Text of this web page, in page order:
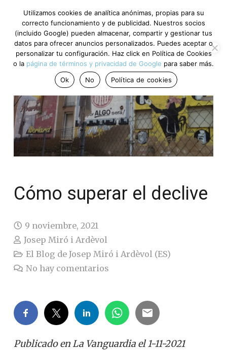
Cómo superar el declive
9 noviembre, 2021
Josep Miró i Ardèvol
El Blog de Josep Miró i Ardèvol (ES)
No hay comentarios
Publicado en La Vanguardia el 1-11-2021
Utilizamos cookies de analítica anónimas, propias para su
correcto funcionamiento y de publicidad. Nuestros socios
(incluido Google) pueden almacenar, compartir y gestionar tus
datos para ofrecer anuncios personalizados. Puedes aceptar o
personalizar tu configuración. Haz click en Política de Cookies
o la página de términos y privacidad de Google para saber más.
Ok
No Política de cookies